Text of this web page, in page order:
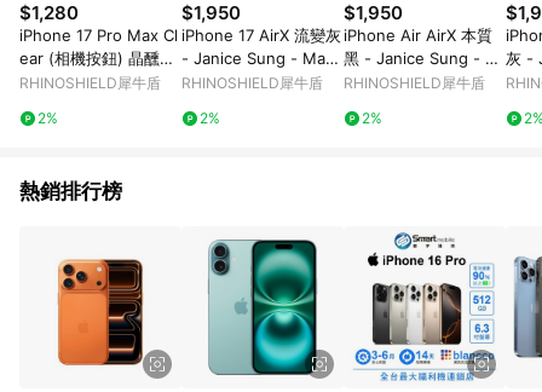
$1,280
iPhone 17 Pro Max Cl
ear (相機按鈕) 晶醺玫
- Janice Sung - Mana
RHINOSHIELD犀牛盾
2%
$1,950
iPhone 17 AirX 流變灰
- Janice Sung - Mana
co 曼那可
RHINOSHIELD犀牛盾
2%
$1,950
iPhone Air AirX 本質
黑 - Janice Sung - M
anaco 曼那可
RHINOSHIELD犀牛盾
2%
灰 -
熱銷排行榜